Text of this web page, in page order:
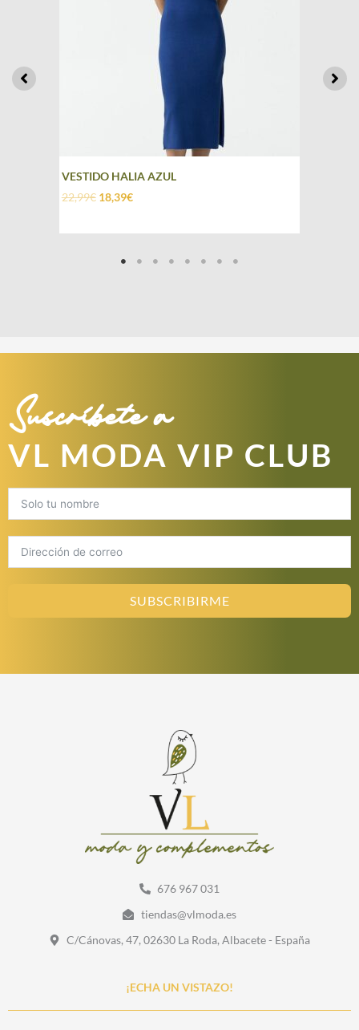
VESTIDO HALIA AZUL
22,99€ 18,39€
Suscríbete a
VL MODA VIP CLUB
SUBSCRIBIRME
676 967 031
tiendas@vlmoda.es
C/Cánovas, 47, 02630 La Roda, Albacete - España
¡ECHA UN VISTAZO!